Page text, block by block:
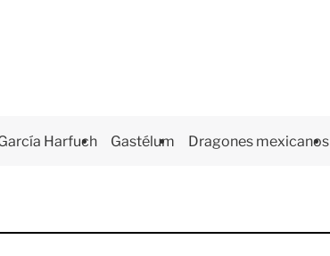
Harfuch Gastélum Dragones mexicanos